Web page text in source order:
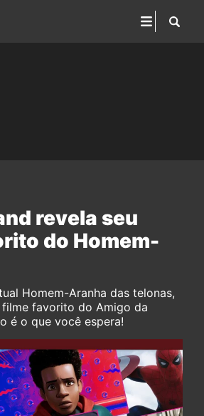
revela seu
do Homem-
Homem-Aranha das telonas,
filme favorito do Amigo da
é o que você espera!